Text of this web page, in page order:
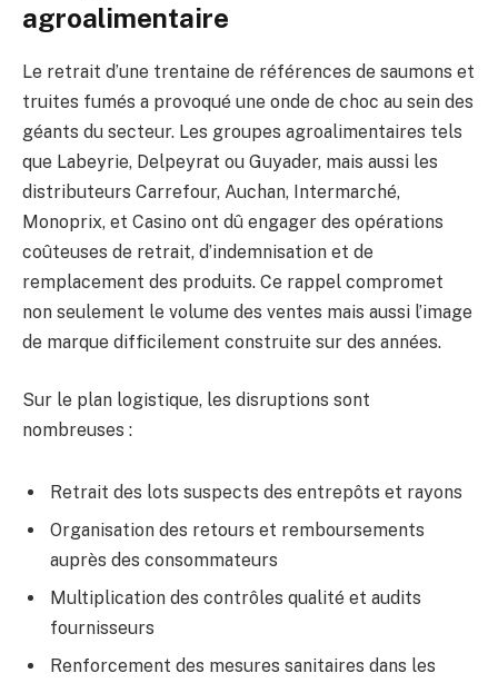
agroalimentaire
Le retrait d’une trentaine de références de saumons et
truites fumés a provoqué une onde de choc au sein des
géants du secteur. Les groupes agroalimentaires tels
que Labeyrie, Delpeyrat ou Guyader, mais aussi les
distributeurs Carrefour, Auchan, Intermarché,
Monoprix, et Casino ont dû engager des opérations
coûteuses de retrait, d’indemnisation et de
remplacement des produits. Ce rappel compromet
non seulement le volume des ventes mais aussi l’image
de marque difficilement construite sur des années.
Sur le plan logistique, les disruptions sont
nombreuses :
Retrait des lots suspects des entrepôts et rayons
Organisation des retours et remboursements
auprès des consommateurs
Multiplication des contrôles qualité et audits
fournisseurs
Renforcement des mesures sanitaires dans les